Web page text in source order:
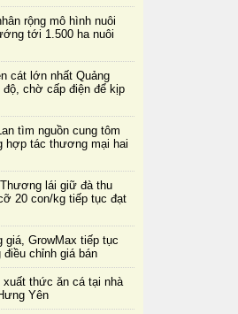
rộng mô hình nuôi
tới 1.500 ha nuôi
cát lớn nhất Quảng
độ, chờ cấp điện để kịp
tìm nguồn cung tôm
hợp tác thương mại hai
lái giữ đà thu
20 con/kg tiếp tục đạt
giá, GrowMax tiếp tục
chỉnh giá bán
xuất thức ăn cá tại nhà
Yên